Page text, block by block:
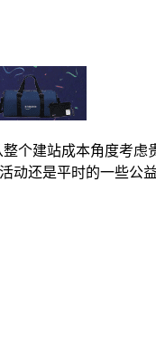
个建站成本角度考
动还是平时的一些公